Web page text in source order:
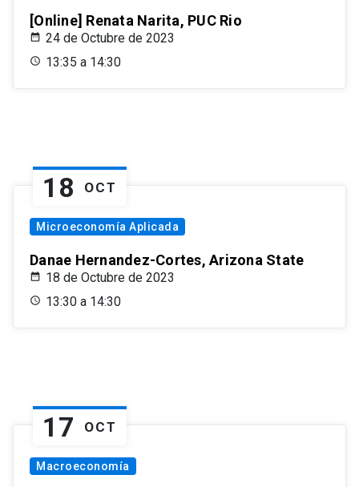
[Online] Renata Narita, PUC Rio
24 de Octubre de 2023
13:35 a 14:30
18 OCT
Microeconomía Aplicada
Danae Hernandez-Cortes, Arizona State
18 de Octubre de 2023
13:30 a 14:30
17 OCT
Macroeconomía